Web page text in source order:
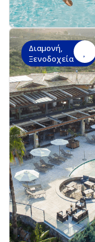
Διαμονή,
Ξενοδοχεία